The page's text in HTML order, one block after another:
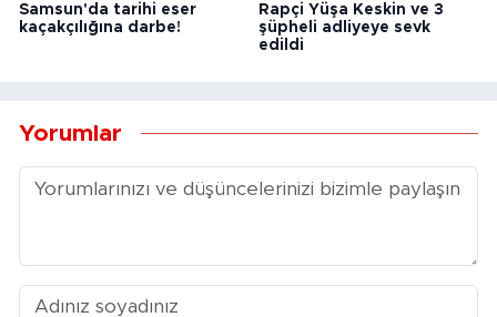
Samsun'da tarihi eser
kaçakçılığına darbe!
Rapçi Yüşa Keskin ve 3
şüpheli adliyeye sevk
edildi
Yorumlar